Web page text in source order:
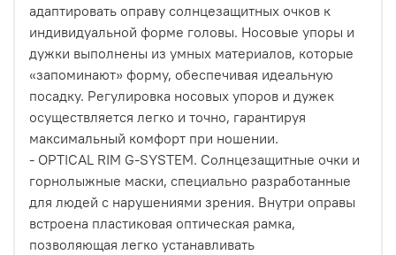
адаптировать оправу солнцезащитных очков к
индивидуальной форме головы. Носовые упоры и
дужки выполнены из умных материалов, которые
«запоминают» форму, обеспечивая идеальную
посадку. Регулировка носовых упоров и дужек
осуществляется легко и точно, гарантируя
максимальный комфорт при ношении.
- OPTICAL RIM G-SYSTEM. Солнцезащитные очки и
горнолыжные маски, специально разработанные
для людей с нарушениями зрения. Внутри оправы
встроена пластиковая оптическая рамка,
позволяющая легко устанавливать